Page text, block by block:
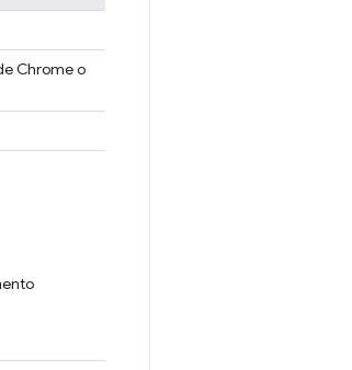
Chrome o